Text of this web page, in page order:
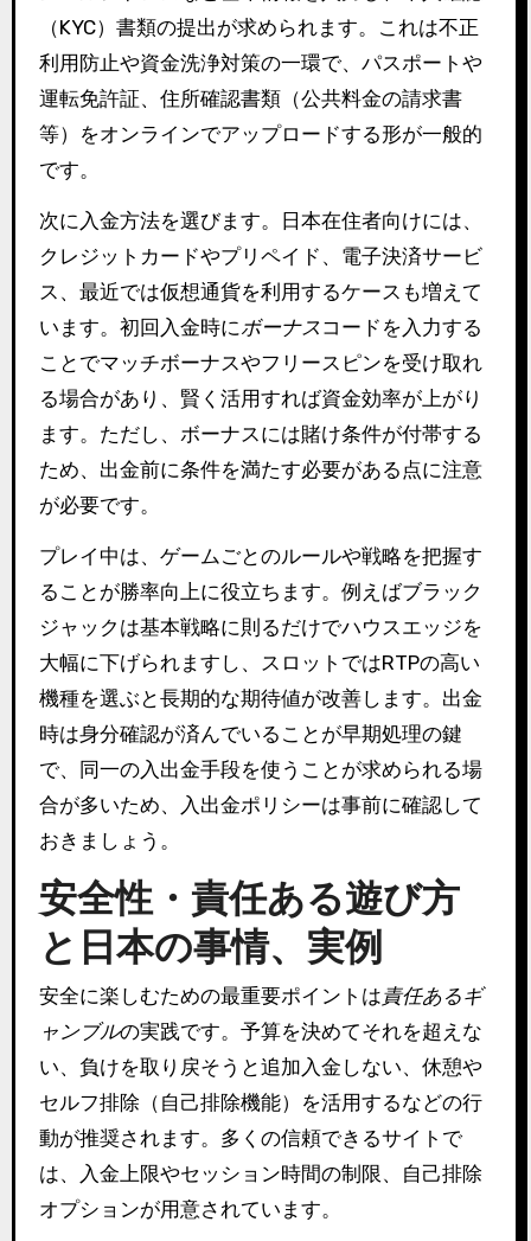
（KYC）書類の提出が求められます。これは不正
利用防止や資金洗浄対策の一環で、パスポートや
運転免許証、住所確認書類（公共料金の請求書
等）をオンラインでアップロードする形が一般的
です。
次に入金方法を選びます。日本在住者向けには、
クレジットカードやプリペイド、電子決済サービ
ス、最近では仮想通貨を利用するケースも増えて
います。初回入金時にボーナスコードを入力する
ことでマッチボーナスやフリースピンを受け取れ
る場合があり、賢く活用すれば資金効率が上がり
ます。ただし、ボーナスには賭け条件が付帯する
ため、出金前に条件を満たす必要がある点に注意
が必要です。
プレイ中は、ゲームごとのルールや戦略を把握す
ることが勝率向上に役立ちます。例えばブラック
ジャックは基本戦略に則るだけでハウスエッジを
大幅に下げられますし、スロットではRTPの高い
機種を選ぶと長期的な期待値が改善します。出金
時は身分確認が済んでいることが早期処理の鍵
で、同一の入出金手段を使うことが求められる場
合が多いため、入出金ポリシーは事前に確認して
おきましょう。
安全性・責任ある遊び方
と日本の事情、実例
安全に楽しむための最重要ポイントは責任あるギ
ャンブルの実践です。予算を決めてそれを超えな
い、負けを取り戻そうと追加入金しない、休憩や
セルフ排除（自己排除機能）を活用するなどの行
動が推奨されます。多くの信頼できるサイトで
は、入金上限やセッション時間の制限、自己排除
オプションが用意されています。